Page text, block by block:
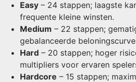
Easy – 24 stappen; laagste
frequente kleine winsten.
Medium – 22 stappen;
gebalanceerde
Hard – 20 stappen; hoger
multipliers voor ervaren
Hardcore – 15 stappen;